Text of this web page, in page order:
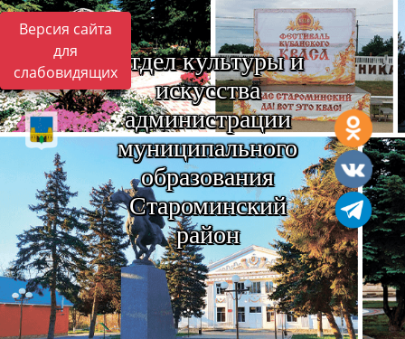
Версия сайта
для
слабовидящих Отдел культуры и
искусства
администрации
муниципального
образования
Староминский
район